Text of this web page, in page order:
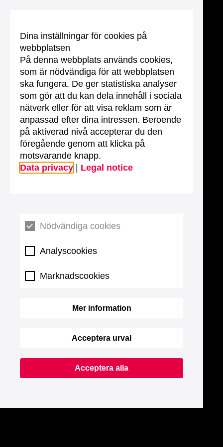
Dina inställningar för cookies på
webbplatsen
På denna webbplats används cookies,
som är nödvändiga för att webbplatsen
ska fungera. De ger statistiska analyser
som gör att du kan dela innehåll i sociala
nätverk eller för att visa reklam som är
anpassad efter dina intressen. Beroende
på aktiverad nivå accepterar du den
föregående genom att klicka på
motsvarande knapp.
Data privacy
Legal notice
Nödvändiga cookies
Analyscookies
Marknadscookies
Mer information
Acceptera urval
Acceptera alla